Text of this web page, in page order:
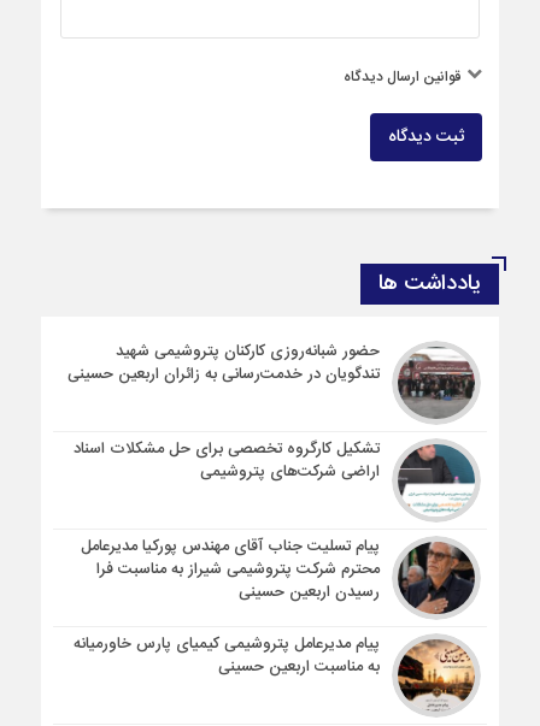
قوانین ارسال دیدگاه
ثبت دیدگاه
یادداشت ها
حضور شبانه‌روزی کارکنان پتروشیمی شهید
تندگویان در خدمت‌رسانی به زائران اربعین حسینی
تشکیل کارگروه تخصصی برای حل مشکلات اسناد
اراضی شرکت‌های پتروشیمی
پیام تسلیت جناب آقای مهندس پوركیا مدیرعامل
محترم شركت پتروشیمی شیراز به مناسبت فرا
رسیدن اربعین حسینی
پیام مدیرعامل پتروشیمی کیمیای پارس خاورمیانه
به مناسبت اربعین حسینی